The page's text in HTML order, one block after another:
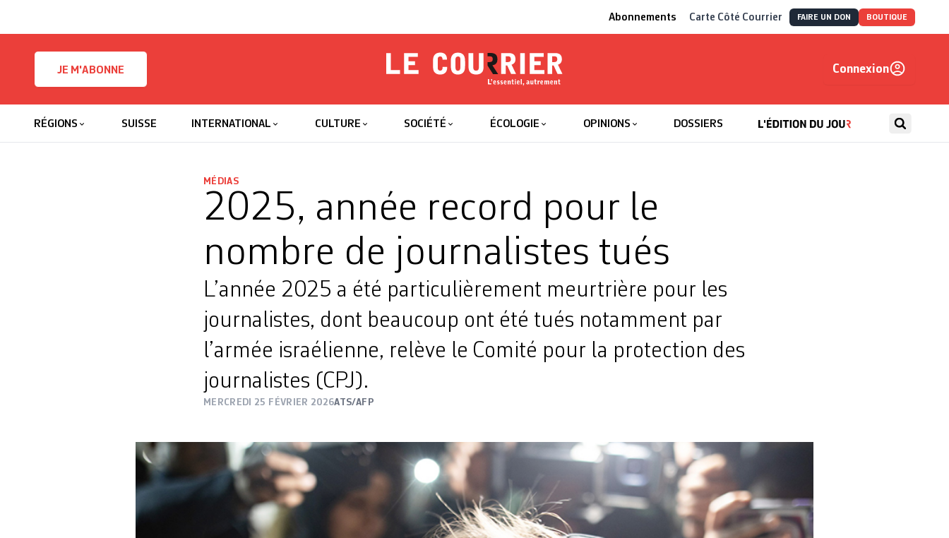
Abonnements Carte Côté Courrier FAIRE UN DON BOUTIQUE
JE M'ABONNE
Le Courrier
Connexion
RÉGIONS SUISSE INTERNATIONAL CULTURE SOCIÉTÉ ÉCOLOGIE OPINIONS DOSSIERS
MÉDIAS
2025, année record pour le
nombre de journalistes tués
L’année 2025 a été particulièrement meurtrière pour les
journalistes, dont beaucoup ont été tués notamment par
l’armée israélienne, relève le Comité pour la protection des
journalistes (CPJ).
MERCREDI 25 FÉVRIER 2026ATS/AFP